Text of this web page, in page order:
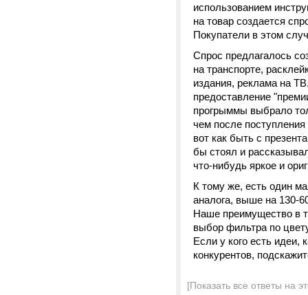
использованием
на товар создается
Покупатели в этом
Спрос предлагалось
на транспорте,
издания, реклама на
предоставление
прогрыммы выбрало
чем после
вот как быть с
бы стоял и
что-нибудь яркое и
К тому же, есть один
аналога, выше на 130-
Наше преимущество в
выбор фильтра по
Если у кого есть идеи,
конкурентов,
[Показать все ответы на